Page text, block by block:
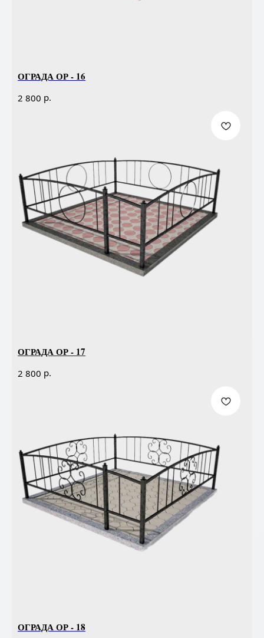
ОГРАДА ОР - 16
2 800 р.
ОГРАДА ОР - 17
2 800 р.
ОГРАДА ОР - 18